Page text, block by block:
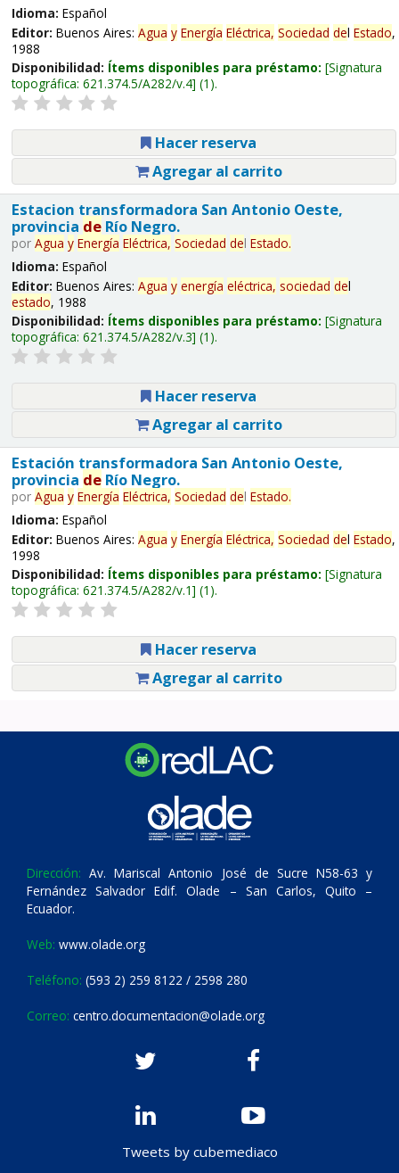
Idioma: Español
Editor: Buenos Aires: Agua y Energía Eléctrica, Sociedad del Estado,
1988
Disponibilidad: Ítems disponibles para préstamo: Signatura
topográfica: 621.374.5/A282/v.4 (1).
Hacer reserva
Agregar al carrito
Estacion transformadora San Antonio Oeste,
provincia deRío Negro.
por Agua y Energía Eléctrica, Sociedad del Estado.
Idioma: Español
Editor: Buenos Aires: Agua y energía eléctrica, sociedad del
estado, 1988
Disponibilidad: Ítems disponibles para préstamo: Signatura
topográfica: 621.374.5/A282/v.3 (1).
Hacer reserva
Agregar al carrito
Estación transformadora San Antonio Oeste,
provincia deRío Negro.
por Agua y Energía Eléctrica, Sociedad del Estado.
Idioma: Español
Editor: Buenos Aires: Agua y Energía Eléctrica, Sociedad del Estado,
1998
Disponibilidad: Ítems disponibles para préstamo: Signatura
topográfica: 621.374.5/A282/v.1 (1).
Hacer reserva
Agregar al carrito
Dirección: Av. Mariscal Antonio José de Sucre N58-63 y
Fernández Salvador Edif. Olade – San Carlos, Quito –
Ecuador.
Web: www.olade.org
Teléfono: (593 2) 259 8122 / 2598 280
Correo: centro.documentacion@olade.org
Tweets by cubemediaco